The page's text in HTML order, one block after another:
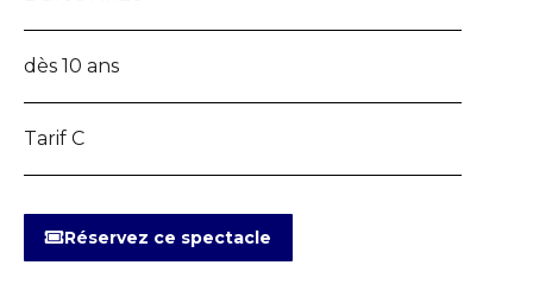
dès 10 ans
Tarif C
Réservez ce spectacle